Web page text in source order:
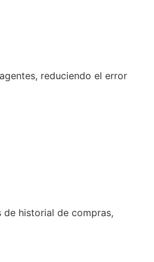
reduciendo el error
de historial de compras,